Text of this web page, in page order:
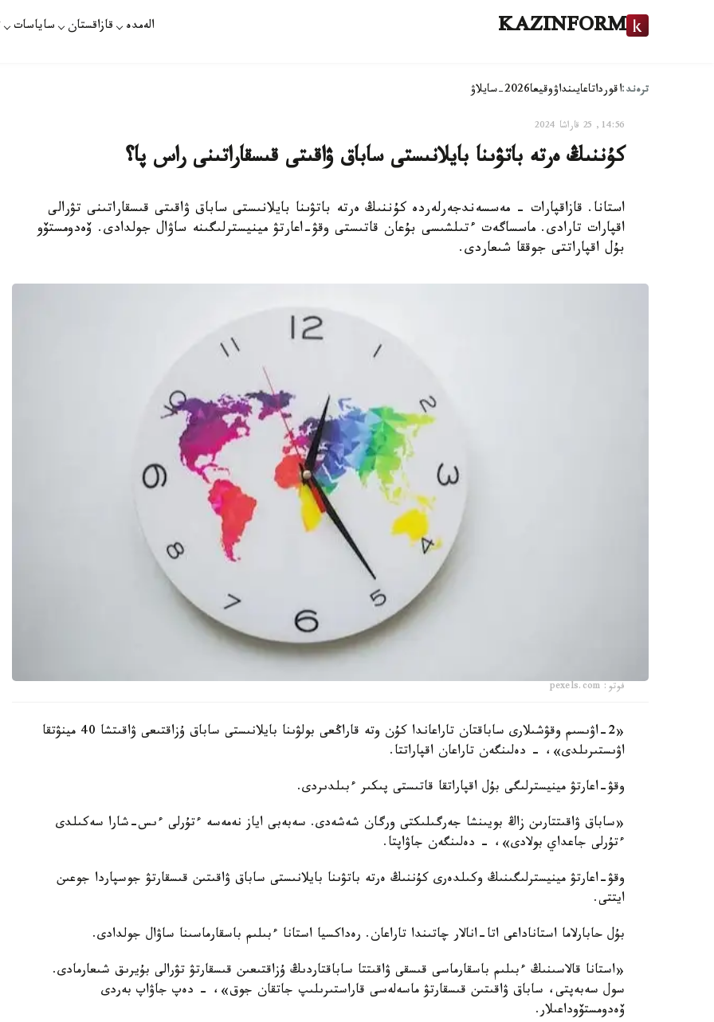
KAZINFORM الەمدە قازاقستان ساياسات
ترەند:اقورداتاعايىنداۋوقيعا2026-سايلاۋ
14:56, 25 قاراشا 2024
كۇننىڭ ەرتە باتۋىنا بايلانىستى ساباق ۋاقىتى قىسقاراتىنى راس پا؟
استانا. قازاقپارات - مەسسەندجەرلەردە كۇننىڭ ەرتە باتۋىنا بايلانىستى ساباق ۋاقىتى قىسقاراتىنى تۋرالى
اقپارات تارادى. ماسساگەت ءتىلشىسى بۇعان قاتىستى وقۋ-اعارتۋ مينيسترلىگىنە ساۋال جولدادى. ۆەدومستۆو
بۇل اقپاراتتى جوققا شىعاردى.
فوتو: pexels.com
«2-اۋىسىم وقۋشىلارى ساباقتان تاراعاندا كۇن وتە قاراڭعى بولۋىنا بايلانىستى ساباق ۇزاقتىعى ۋاقىتشا 40 مينۋتقا
اۋىستىرىلدى»، - دەلىنگەن تاراعان اقپاراتتا.
وقۋ-اعارتۋ مينيسترلىگى بۇل اقپاراتقا قاتىستى پىكىر ءبىلدىردى.
«ساباق ۋاقىتتارىن زاڭ بويىنشا جەرگىلىكتى ورگان شەشەدى. سەبەبى اياز نەمەسە ءتۇرلى ءىس-شارا سەكىلدى
ءتۇرلى جاعداي بولادى»، - دەلىنگەن جاۋاپتا.
وقۋ-اعارتۋ مينيسترلىگىنىڭ وكىلدەرى كۇننىڭ ەرتە باتۋىنا بايلانىستى ساباق ۋاقىتىن قىسقارتۋ جوسپاردا جوعىن
ايتتى.
بۇل حابارلاما استاناداعى اتا-انالار چاتىندا تاراعان. رەداكسيا استانا ءبىلىم باسقارماسىنا ساۋال جولدادى.
«استانا قالاسىنىڭ ءبىلىم باسقارماسى قىسقى ۋاقىتتا ساباقتاردىڭ ۇزاقتىعىن قىسقارتۋ تۋرالى بۇيرىق شىعارمادى.
سول سەبەپتى، ساباق ۋاقىتىن قىسقارتۋ ماسەلەسى قاراستىرىلىپ جاتقان جوق»، - دەپ جاۋاپ بەردى
ۆەدومستۆوداعىلار.